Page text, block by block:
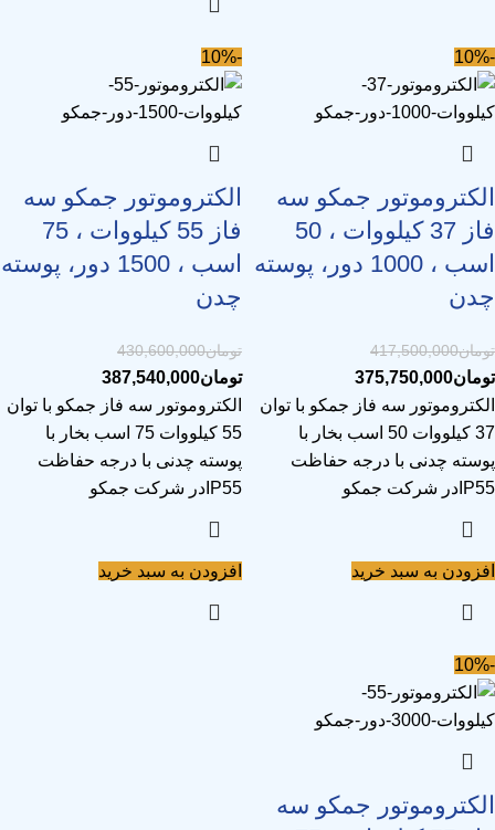
-10%
الکتروموتور جمکو سه
فاز 37 کیلووات ، 50
اسب ، 1000 دور، پوسته
چدن
تومان417,500,000
تومان375,750,000
الکتروموتور سه فاز جمکو با توان
37 کیلووات 50 اسب بخار با
پوسته چدنی با درجه حفاظت
IP55در شرکت جمکو
افزودن به سبد خرید
-10%
الکتروموتور جمکو سه
فاز 55 کیلووات ، 75
اسب ، 1500 دور، پوسته
چدن
تومان430,600,000
تومان387,540,000
الکتروموتور سه فاز جمکو با توان
55 کیلووات 75 اسب بخار با
پوسته چدنی با درجه حفاظت
IP55در شرکت جمکو
افزودن به سبد خرید
-10%
الکتروموتور جمکو سه